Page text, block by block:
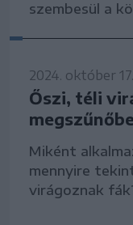
szembesül a
2024. október
Őszi, téli
Miként
mennyire
virágoznak